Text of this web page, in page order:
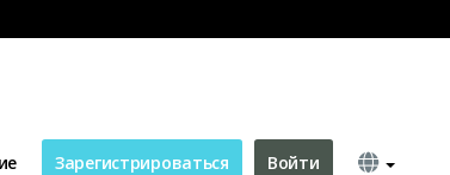
Зарегистрироваться Войти